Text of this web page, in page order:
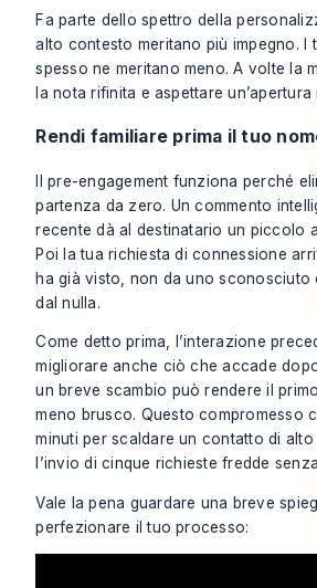
Fa parte dello spettro della
alto contesto meritano più impegno. I
spesso ne meritano meno. A volte la
la nota rifinita e aspettare un’apertura
Rendi familiare prima il tuo
Il pre-engagement funziona perché
partenza da zero. Un commento
recente dà al destinatario un piccolo
Poi la tua richiesta di connessione
ha già visto, non da uno sconosciuto
dal nulla.
Come detto prima, l’interazione
migliorare anche ciò che accade
un breve scambio può rendere il
meno brusco. Questo compromesso
minuti per scaldare un contatto di
l’invio di cinque richieste fredde
Vale la pena guardare una breve
perfezionare il tuo processo: